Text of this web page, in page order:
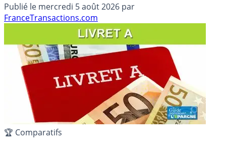
Fortuneo banque :Carte bancaire gratuite, frais réduits.
Détails et avis des internautes.
Publié le mercredi 5 août 2026 par
FranceTransactions.com
🏆 Comparatifs